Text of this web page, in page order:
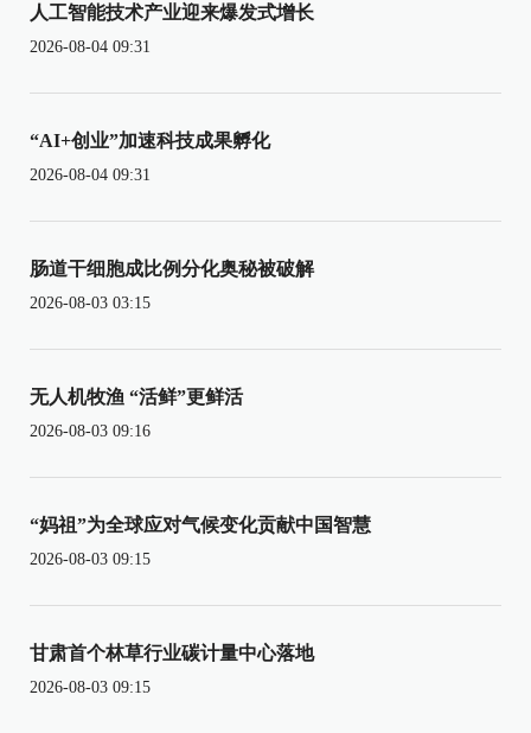
人工智能技术产业迎来爆发式增长
2026-08-04 09:31
“AI+创业”加速科技成果孵化
2026-08-04 09:31
肠道干细胞成比例分化奥秘被破解
2026-08-03 03:15
无人机牧渔 “活鲜”更鲜活
2026-08-03 09:16
“妈祖”为全球应对气候变化贡献中国智慧
2026-08-03 09:15
甘肃首个林草行业碳计量中心落地
2026-08-03 09:15